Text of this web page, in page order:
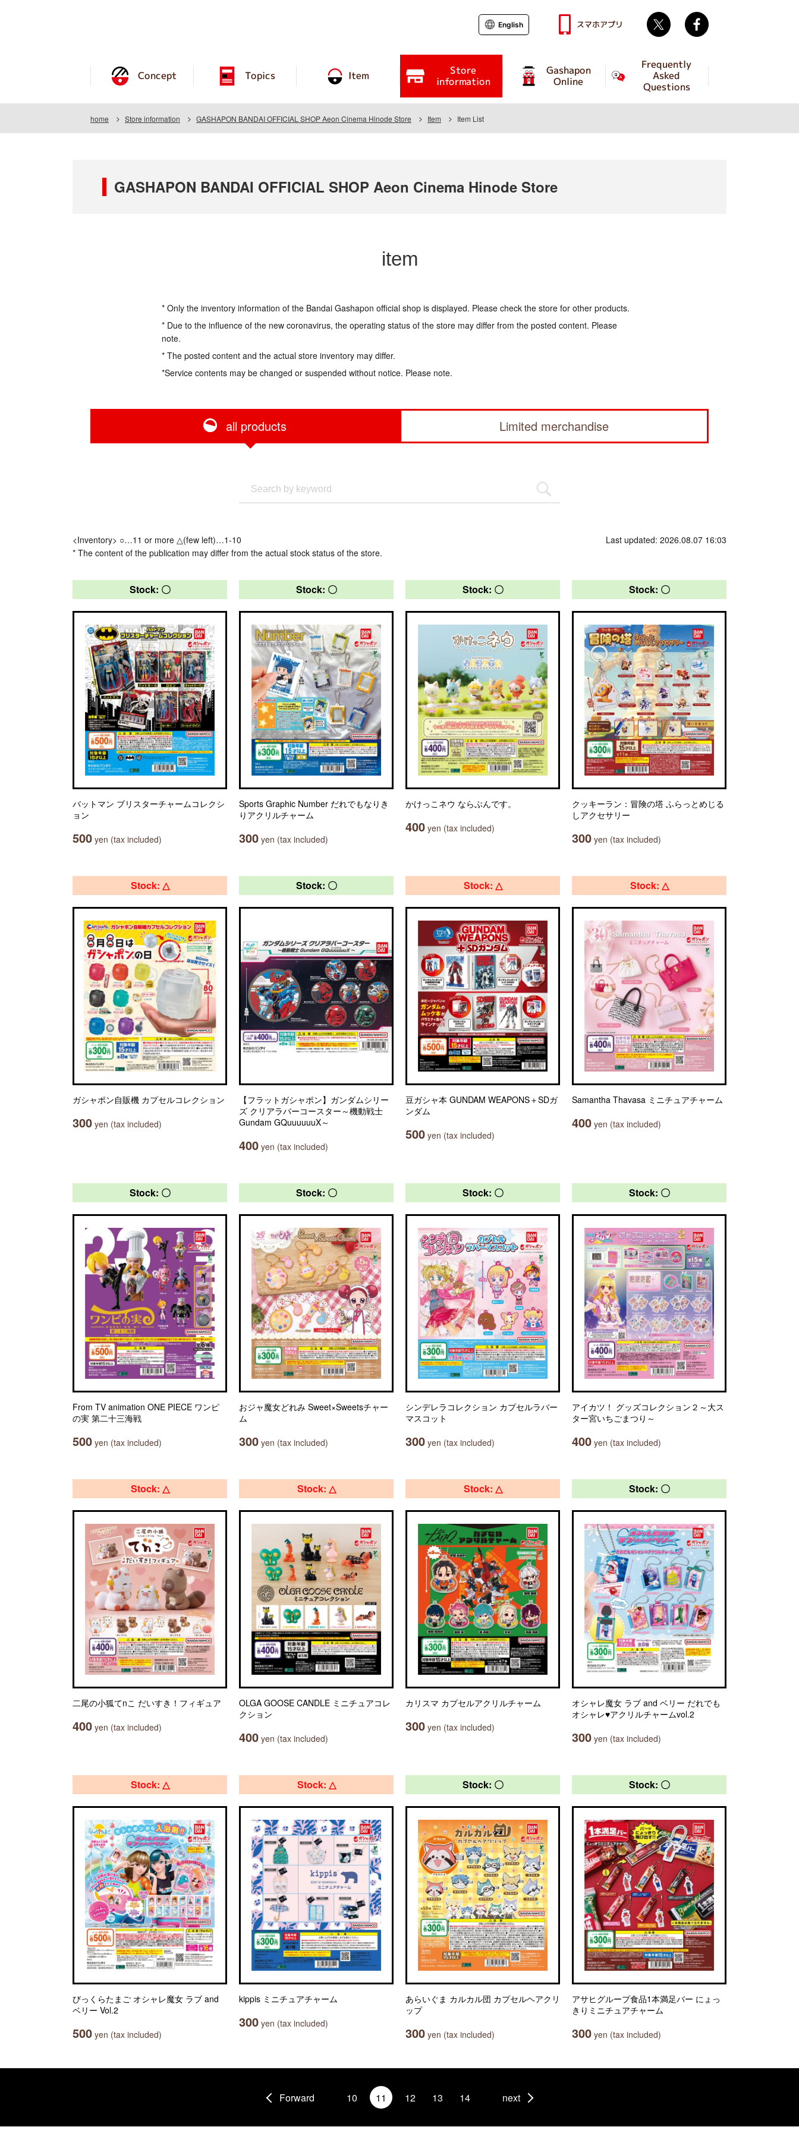
Concept Topics Item Store
information
Gashapon
Online
Frequently
Asked
Questions
English スマホアプリ Twitter
home Store information GASHAPON BANDAI OFFICIAL SHOP Aeon Cinema Hinode Store Item Item List
GASHAPON BANDAI OFFICIAL SHOP Aeon Cinema Hinode Store
item
* Only the inventory information of the Bandai Gashapon official shop is displayed. Please check the store for other products.
* Due to the influence of the new coronavirus, the operating status of the store may differ from the posted content. Please
note.
* The posted content and the actual store inventory may differ.
*Service contents may be changed or suspended without notice. Please note.
all products Limited merchandise
<Inventory> ○…11 or more △(few left)…1-10
* The content of the publication may differ from the actual stock status of the store.
Last updated: 2026.08.07 16:03
Stock: 〇
バットマン ブリスターチャームコレクシ
ョン
500 yen (tax included)
Stock: 〇
Sports Graphic Number だれでもなりき
りアクリルチャーム
300 yen (tax included)
Stock: 〇
かけっこネウ ならぶんです。
400 yen (tax included)
Stock: 〇
クッキーラン：冒険の塔 ふらっとめじる
しアクセサリー
300 yen (tax included)
Stock: △
ガシャポン自販機 カプセルコレクション
300 yen (tax included)
Stock: 〇
【フラットガシャポン】ガンダムシリー
ズ クリアラバーコースター～機動戦士
Gundam GQuuuuuuX～
400 yen (tax included)
Stock: △
豆ガシャ本 GUNDAM WEAPONS＋SDガ
ンダム
500 yen (tax included)
Stock: △
Samantha Thavasa ミニチュアチャーム
400 yen (tax included)
Stock: 〇
From TV animation ONE PIECE ワンピ
の実 第二十三海戦
500 yen (tax included)
Stock: 〇
おジャ魔女どれみ Sweet×Sweetsチャー
ム
300 yen (tax included)
Stock: 〇
シンデレラコレクション カプセルラバー
マスコット
300 yen (tax included)
Stock: 〇
アイカツ！ グッズコレクション２～大ス
ター宮いちごまつり～
400 yen (tax included)
Stock: △
二尾の小狐てnこ だいすき！フィギュア
400 yen (tax included)
Stock: △
OLGA GOOSE CANDLE ミニチュアコレ
クション
400 yen (tax included)
Stock: △
カリスマ カプセルアクリルチャーム
300 yen (tax included)
Stock: 〇
オシャレ魔女 ラブ and ベリー だれでも
オシャレ♥アクリルチャームvol.2
300 yen (tax included)
Stock: △
びっくらたまご オシャレ魔女 ラブ and
ベリー Vol.2
500 yen (tax included)
Stock: △
kippis ミニチュアチャーム
300 yen (tax included)
Stock: 〇
あらいぐま カルカル団 カプセルヘアクリ
ップ
300 yen (tax included)
Stock: 〇
アサヒグループ食品1本満足バー にょっ
きりミニチュアチャーム
300 yen (tax included)
Forward 10 11 12 13 14 next